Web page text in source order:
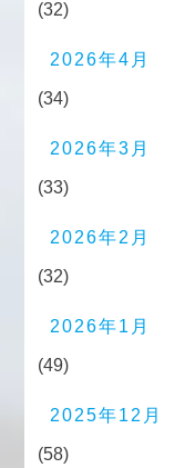
(32)
2026年4月
(34)
2026年3月
(33)
2026年2月
(32)
2026年1月
(49)
2025年12月
(58)